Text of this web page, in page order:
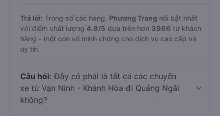
Trả lời: Trong số các hãng, Phương Trang nổi bật nhất
với điểm chất lượng 4.8/5 dựa trên hơn 3966 từ khách
hàng – một con số minh chứng cho dịch vụ cao cấp và
uy tín.
Câu hỏi: Đây có phải là tất cả các chuyến
xe từ Vạn Ninh - Khánh Hòa đi Quảng Ngãi
không?